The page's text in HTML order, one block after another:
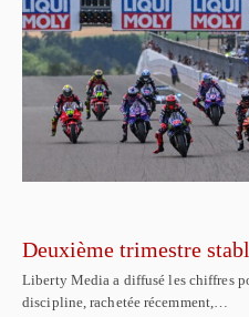
Deuxième trimestre
Liberty Media a diffusé les chiffres
discipline, rachetée récemment,…